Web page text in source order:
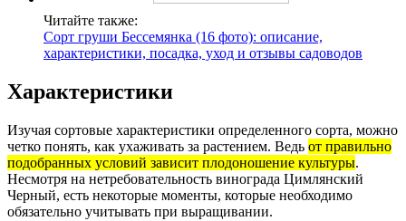
Читайте также:
Сорт груши Бессемянка (16 фото): описание,
характеристики, посадка, уход и отзывы садоводов
Характеристики
Изучая сортовые характеристики определенного сорта, можно
четко понять, как ухаживать за растением. Ведь от правильно
подобранных условий зависит плодоношение культуры.
Несмотря на нетребовательность винограда Цимлянский
Черный, есть некоторые моменты, которые необходимо
обязательно учитывать при выращивании.